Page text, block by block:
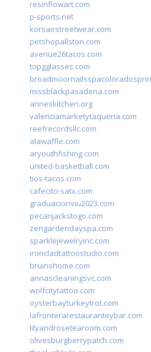
resinflowart.com
p-sports.net
korsairstreetwear.com
petshopallston.com
avenue26tacos.com
topgglasses.com
missblackpasadena.com
anneskitchen.org
valenciamarketytaqueria.com
reefrecordsllc.com
alawaffle.com
aryouthfishing.com
united-basketball.com
tios-tacos.com
cafecito-satx.com
graduacionviu2023.com
pecanjackstogo.com
zengardendayspa.com
sparklejewelryinc.com
ironcladtattoostudio.com
bruinshome.com
annascleaningsvc.com
wolfcitytattoo.com
oysterbayturkeytrot.com
lafronterarestauranteybar.com
lilyandrosetearoom.com
olivesburgberrypatch.com